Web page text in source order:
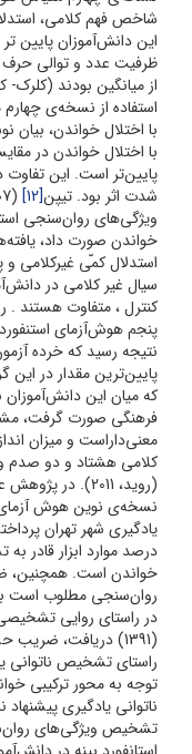
شاخص فهم کلامی،
این دانش‌آموزان پایین
ظرفیت عدد و توالی حرف
از میانگین بودند (کلرک-
استفاده از نسخه‌ی
با اختلال خواندن، بیان
با اختلال خواندن در
پایین‌تر است. این
شدت اثر بود. تیپن[12]
ویژگی‌های روان‌سنجی
خواندن صورت داد،
استدلال کم‍ّی
سیال غیر کلامی در
پنجم هوش‌آزمای
نتیجه رسید که خرده
پایین‌ترین مقدار در این
که میان این دانش‌آموزان
فرهنگی صورت گرفت،
معنی‌داراست و میزان
کلامی هشتاد و دو
نسخه‌ی نوین هوش آزمای
یادگیری شهر تهران
درصد موارد ابزار قادر
روان‌سنجی مطلوب است
در راستای روایی تشخیصی
(1391) دریافت،
راستای تشخیص ناتوانی
توجه به محور ترکیبی
تشخیص ویژگی‌های